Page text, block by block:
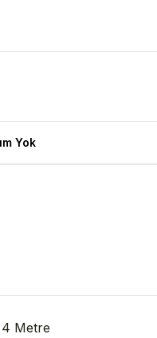
Yok
Metre